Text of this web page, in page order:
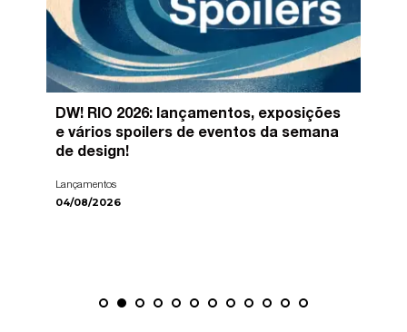
DW! RIO 2026: lançamentos, exposições
e vários spoilers de eventos da semana
de design!
Lançamentos
04/08/2026